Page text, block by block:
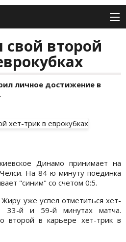
второй
личное достижение в
Динамо принимает на
На 84-ю минуту поединка
"синим" со счетом 0:5.
уже успел отметиться хет-
33-й и 59-й минутах матча.
второй в карьере хет-трик в